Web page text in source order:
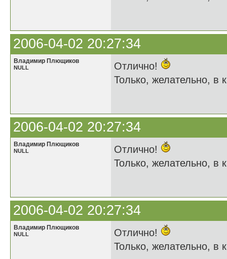
2006-04-02 20:27:34
Владимир Плющиков
NULL
Отлично!
Только, желательно, в
2006-04-02 20:27:34
Владимир Плющиков
NULL
Отлично!
Только, желательно, в
2006-04-02 20:27:34
Владимир Плющиков
NULL
Отлично!
Только, желательно, в